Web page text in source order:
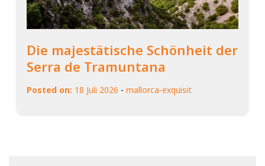
Die majestätische Schönheit der
Serra de Tramuntana
Posted on: 18 Juli 2026 - mallorca-exquisit